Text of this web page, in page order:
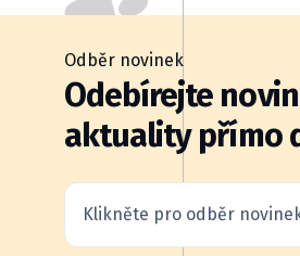
Odběr novinek
Odebírejte
aktuality přímo
Klikněte pro odběr